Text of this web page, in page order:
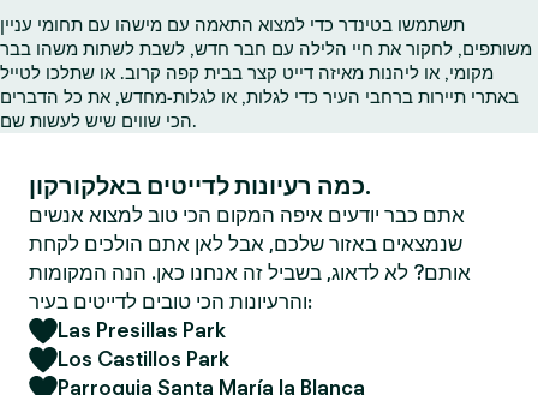
תשתמשו בטינדר כדי למצוא התאמה עם מישהו עם תחומי עניין
משותפים, לחקור את חיי הלילה עם חבר חדש, לשבת לשתות משהו בבר
מקומי, או ליהנות מאיזה דייט קצר בבית קפה קרוב. או שתלכו לטייל
באתרי תיירות ברחבי העיר כדי לגלות, או לגלות‑מחדש, את כל הדברים
הכי שווים שיש לעשות שם.
כמה רעיונות לדייטים באלקורקון.
אתם כבר יודעים איפה המקום הכי טוב למצוא אנשים
שנמצאים באזור שלכם, אבל לאן אתם הולכים לקחת
אותם? לא לדאוג, בשביל זה אנחנו כאן. הנה המקומות
והרעיונות הכי טובים לדייטים בעיר:
Las Presillas Park
Los Castillos Park
Parroquia Santa María la Blanca